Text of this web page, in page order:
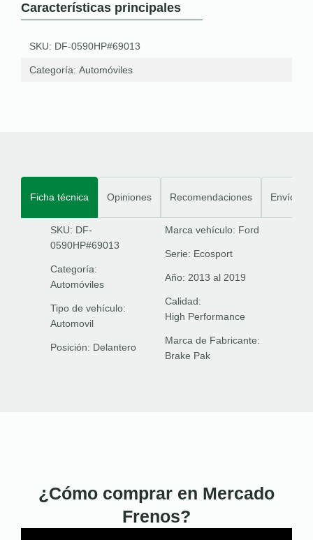
Características principales
SKU: DF-0590HP#69013
Categoría: Automóviles
Ficha técnica Opiniones Recomendaciones Envíos
SKU: DF-
0590HP#69013
Categoría:
Automóviles
Tipo de vehículo:
Automovil
Posición: Delantero
Marca vehículo: Ford
Serie: Ecosport
Año: 2013 al 2019
Calidad:
High Performance
Marca de Fabricante:
Brake Pak
¿Cómo comprar en Mercado
Frenos?